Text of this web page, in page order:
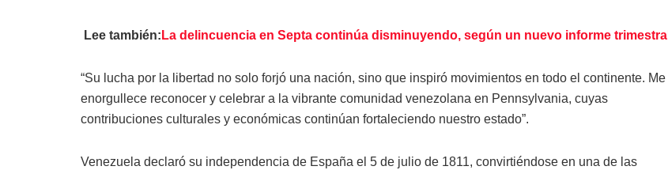
Lee también: La delincuencia en Septa continúa disminuyendo, según un nuevo informe trimestral
“Su lucha por la libertad no solo forjó una nación, sino que inspiró movimientos en todo el continente. Me
enorgullece reconocer y celebrar a la vibrante comunidad venezolana en Pennsylvania, cuyas
contribuciones culturales y económicas continúan fortaleciendo nuestro estado”.
Venezuela declaró su independencia de España el 5 de julio de 1811, convirtiéndose en una de las